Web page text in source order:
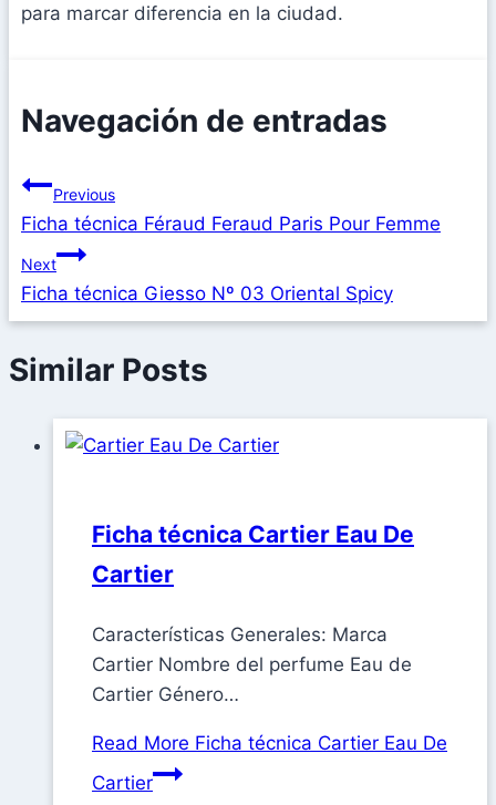
para marcar diferencia en la ciudad.
Navegación de entradas
Previous
Ficha técnica Féraud Feraud Paris Pour Femme
Next
Ficha técnica Giesso Nº 03 Oriental Spicy
Similar Posts
Ficha técnica Cartier Eau De
Cartier
Características Generales: Marca
Cartier Nombre del perfume Eau de
Cartier Género…
Read More Ficha técnica Cartier Eau De
Cartier